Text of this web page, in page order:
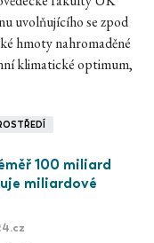
uvolňujícího se zpod
hmoty nahromaděné
klimatické optimum,
100 miliard
miliardové